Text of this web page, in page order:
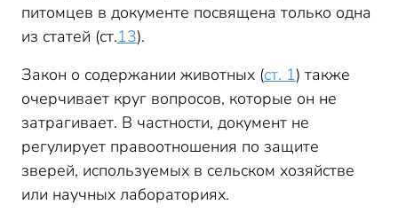
питомцев в документе посвящена только одна
из статей (ст.13).
Закон о содержании животных (ст. 1) также
очерчивает круг вопросов, которые он не
затрагивает. В частности, документ не
регулирует правоотношения по защите
зверей, используемых в сельском хозяйстве
или научных лабораториях.